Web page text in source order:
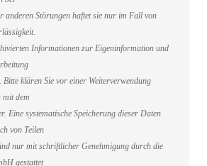
anderen Störungen haftet sie nur im Fall von
Informationen zur Eigeninformation und
Bitte klären Sie vor einer Weiterverwendung
mit dem
Eine systematische Speicherung dieser Daten
von Teilen
nur mit schriftlicher Genehmigung durch die
gestattet